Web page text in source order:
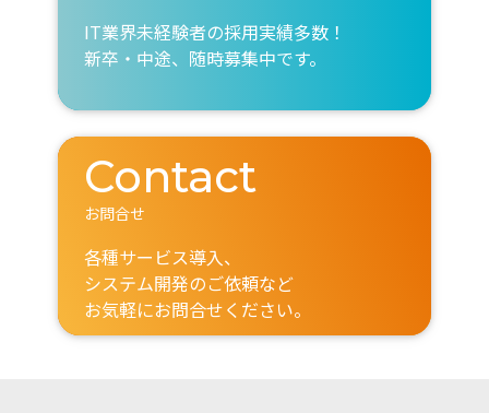
IT業界未経験者の採用実績多数！
新卒・中途、随時募集中です。
Contact
お問合せ
各種サービス導入、
システム開発のご依頼など
お気軽にお問合せください。